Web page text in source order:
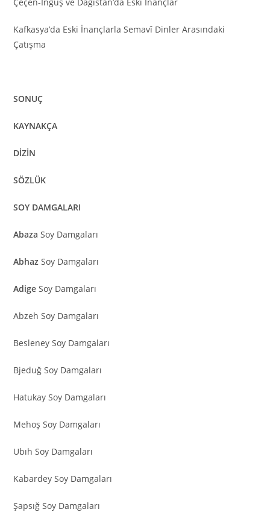
Kafkasya’da Eski İnançlarla Semavî Dinler Arasındaki
Çatışma
SONUÇ
KAYNAKÇA
DİZİN
SÖZLÜK
SOY DAMGALARI
AbazaSoy Damgaları
AbhazSoy Damgaları
Adige Soy Damgaları
Abzeh Soy Damgaları
Besleney Soy Damgaları
Bjeduğ Soy Damgaları
Hatukay Soy Damgaları
Mehoş Soy Damgaları
Ubıh Soy Damgaları
Kabardey Soy Damgaları
Şapsığ Soy Damgaları